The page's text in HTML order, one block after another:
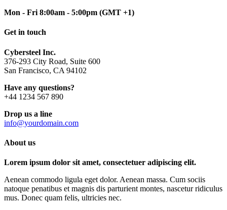
Mon - Fri 8:00am - 5:00pm (GMT +1)
Get in touch
Cybersteel Inc.
376-293 City Road, Suite 600
San Francisco, CA 94102
Have any questions?
+44 1234 567 890
Drop us a line
info@yourdomain.com
About us
Lorem ipsum dolor sit amet, consectetuer adipiscing elit.
Aenean commodo ligula eget dolor. Aenean massa. Cum sociis
natoque penatibus et magnis dis parturient montes, nascetur ridiculus
mus. Donec quam felis, ultricies nec.